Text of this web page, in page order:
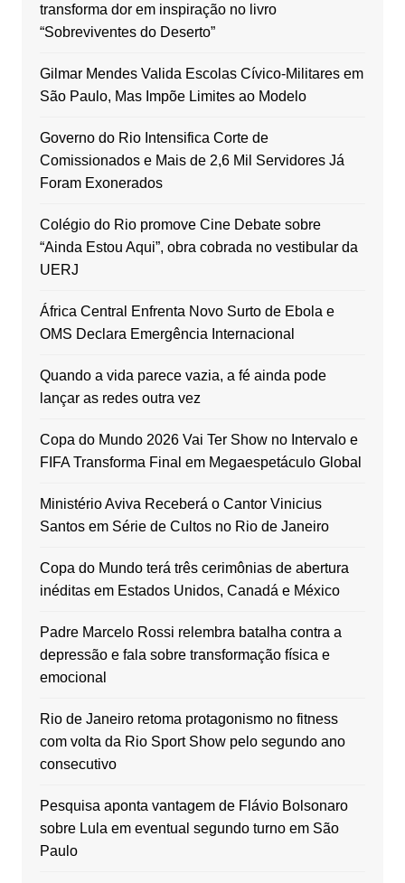
transforma dor em inspiração no livro
“Sobreviventes do Deserto”
Gilmar Mendes Valida Escolas Cívico-Militares em
São Paulo, Mas Impõe Limites ao Modelo
Governo do Rio Intensifica Corte de
Comissionados e Mais de 2,6 Mil Servidores Já
Foram Exonerados
Colégio do Rio promove Cine Debate sobre
“Ainda Estou Aqui”, obra cobrada no vestibular da
UERJ
África Central Enfrenta Novo Surto de Ebola e
OMS Declara Emergência Internacional
Quando a vida parece vazia, a fé ainda pode
lançar as redes outra vez
Copa do Mundo 2026 Vai Ter Show no Intervalo e
FIFA Transforma Final em Megaespetáculo Global
Ministério Aviva Receberá o Cantor Vinicius
Santos em Série de Cultos no Rio de Janeiro
Copa do Mundo terá três cerimônias de abertura
inéditas em Estados Unidos, Canadá e México
Padre Marcelo Rossi relembra batalha contra a
depressão e fala sobre transformação física e
emocional
Rio de Janeiro retoma protagonismo no fitness
com volta da Rio Sport Show pelo segundo ano
consecutivo
Pesquisa aponta vantagem de Flávio Bolsonaro
sobre Lula em eventual segundo turno em São
Paulo